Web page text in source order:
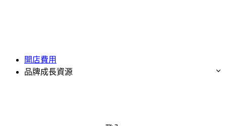
開店費用
品牌成長資源